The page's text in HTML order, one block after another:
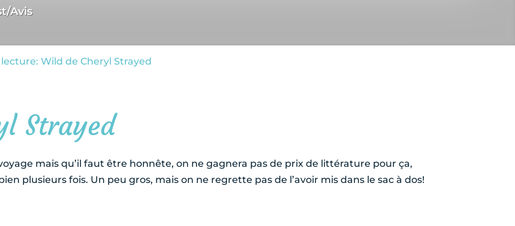
Avis
Wild de Cheryl Strayed
Strayed
mais qu’il faut être honnête, on ne gagnera pas de prix de littérature pour ça,
plusieurs fois. Un peu gros, mais on ne regrette pas de l’avoir mis dans le sac à dos!